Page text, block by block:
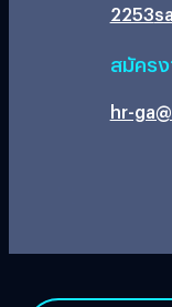
2253
สมัคร
hr-